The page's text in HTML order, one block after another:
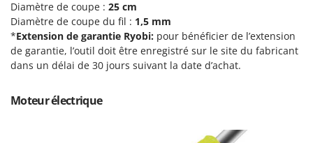
Groupes électrogènes
Gyrobroyeurs à lame pour tracteur
H
Haches - Cognées et Hachettes
Herses à Dents
E
EcoFlow
Edilmark
Effeuno
Einhell
Diamètre de coupe : 25 cm
Diamètre de coupe du fil : 1,5 mm
*Extension de garantie Ryobi: pour bénéficier de l’extension
de garantie, l’outil doit être enregistré sur le site du fabricant
dans un délai de 30 jours suivant la date d’achat.
Moteur électrique